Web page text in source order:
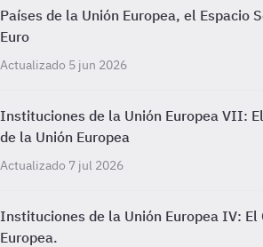
Países de la Unión Europea, el Espacio
Euro
Actualizado 5 jun 2026
Instituciones de la Unión Europea VII:
de la Unión Europea
Actualizado 7 jul 2026
Instituciones de la Unión Europea IV: El
Europea.